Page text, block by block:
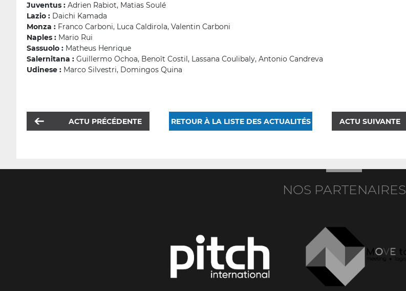
Juventus : Adrien Rabiot, Matias Soulé
Lazio : Daichi Kamada
Monza : Franco Carboni, Luca Caldirola, Valentin Carboni
Naples : Mario Rui
Sassuolo : Matheus Henrique
Salernitana : Guillermo Ochoa, Benoît Costil, Lassana Coulibaly, Antonio Candreva
Udinese : Marco Silvestri, Domingos Quina
ACTU PRÉCÉDENTE RETOUR À LA LISTE DES ACTUALITÉS ACTU SUIVANTE
NOS PARTENAIRES